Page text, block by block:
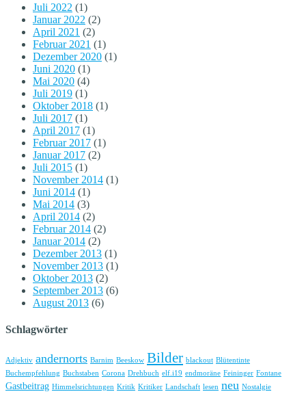
Juli 2022 (1)
Januar 2022 (2)
April 2021 (2)
Februar 2021 (1)
Dezember 2020 (1)
Juni 2020 (1)
Mai 2020 (4)
Juli 2019 (1)
Oktober 2018 (1)
Juli 2017 (1)
April 2017 (1)
Februar 2017 (1)
Januar 2017 (2)
Juli 2015 (1)
November 2014 (1)
Juni 2014 (1)
Mai 2014 (3)
April 2014 (2)
Februar 2014 (2)
Januar 2014 (2)
Dezember 2013 (1)
November 2013 (1)
Oktober 2013 (2)
September 2013 (6)
August 2013 (6)
Schlagwörter
Adjektiv andernorts Barnim Beeskow Bilder blackout Blütentinte
Buchempfehlung Buchstaben Corona Drehbuch elf.i19 endmoräne Feininger Fontane
Gastbeitrag Himmelsrichtungen Kritik Kritiker Landschaft lesen neu Nostalgie